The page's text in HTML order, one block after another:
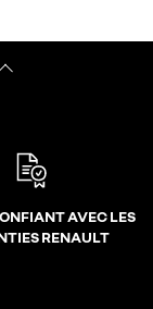
AVEC LES
RENAULT